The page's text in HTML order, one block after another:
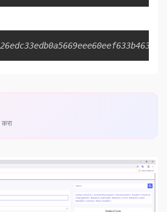
Copy